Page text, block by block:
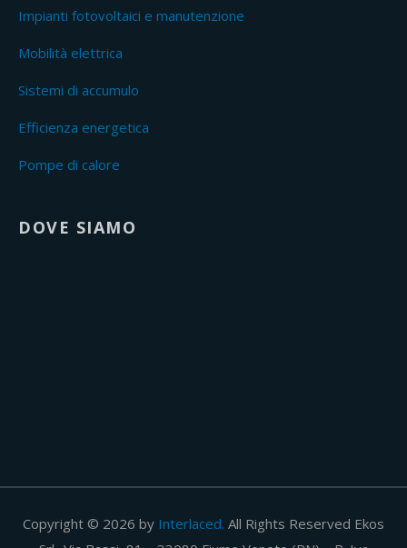
Impianti fotovoltaici e manutenzione
Mobilità elettrica
Sistemi di accumulo
Efficienza energetica
Pompe di calore
DOVE SIAMO
Copyright © 2026 by Interlaced. All Rights Reserved Ekos